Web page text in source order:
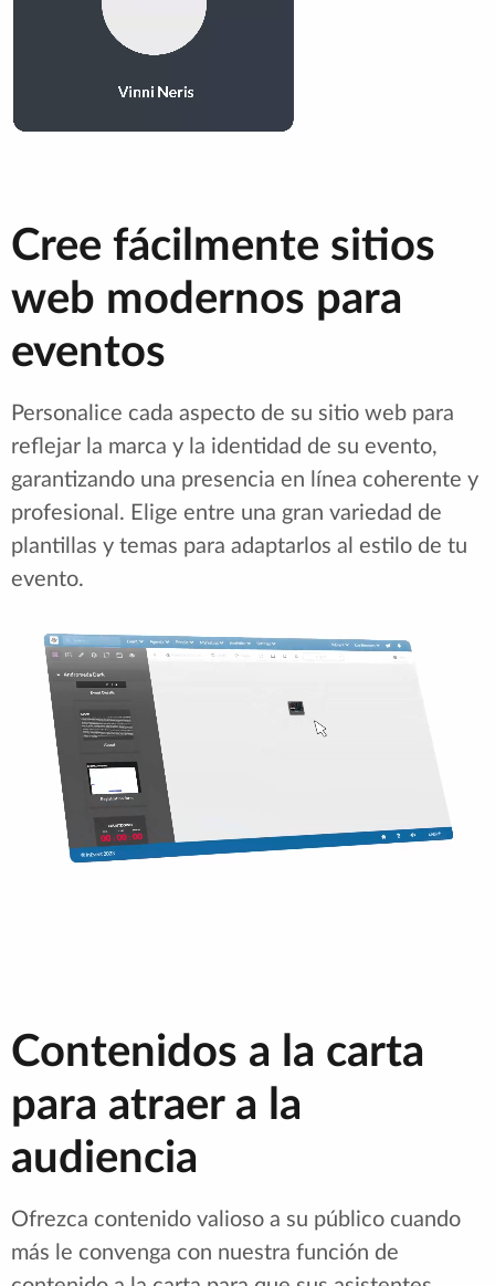
Cree fácilmente sitios
web modernos para
eventos
Personalice cada aspecto de su sitio web para
reflejar la marca y la identidad de su evento,
garantizando una presencia en línea coherente y
profesional. Elige entre una gran variedad de
plantillas y temas para adaptarlos al estilo de tu
evento.
Contenidos a la carta
para atraer a la
audiencia
Ofrezca contenido valioso a su público cuando
más le convenga con nuestra función de